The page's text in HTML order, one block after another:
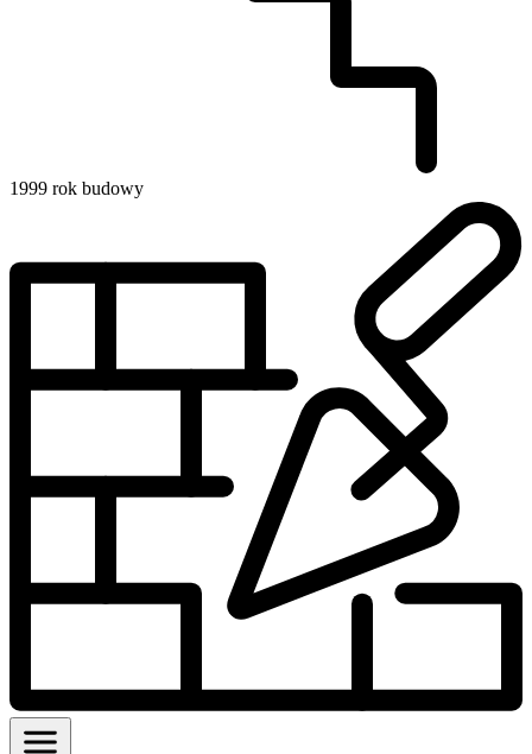
1999 rok budowy